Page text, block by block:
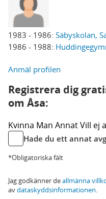
1983 - 1986: Säbyskolan,
1986 - 1988:
Anmäl profilen
Registrera dig
om Åsa:
Kvinna Man AnnatVill ej
Hade du ett annat
*Obligatoriska fält
Jag godkänner deallmänna
avdataskyddsinformationen.